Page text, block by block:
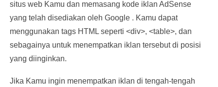
situs web Kamu dan memasang kode iklan AdSense
yang telah disediakan oleh Google . Kamu dapat
menggunakan tags HTML seperti <div>, <table>, dan
sebagainya untuk menempatkan iklan tersebut di posisi
yang diinginkan.
Jika Kamu ingin menempatkan iklan di tengah-tengah